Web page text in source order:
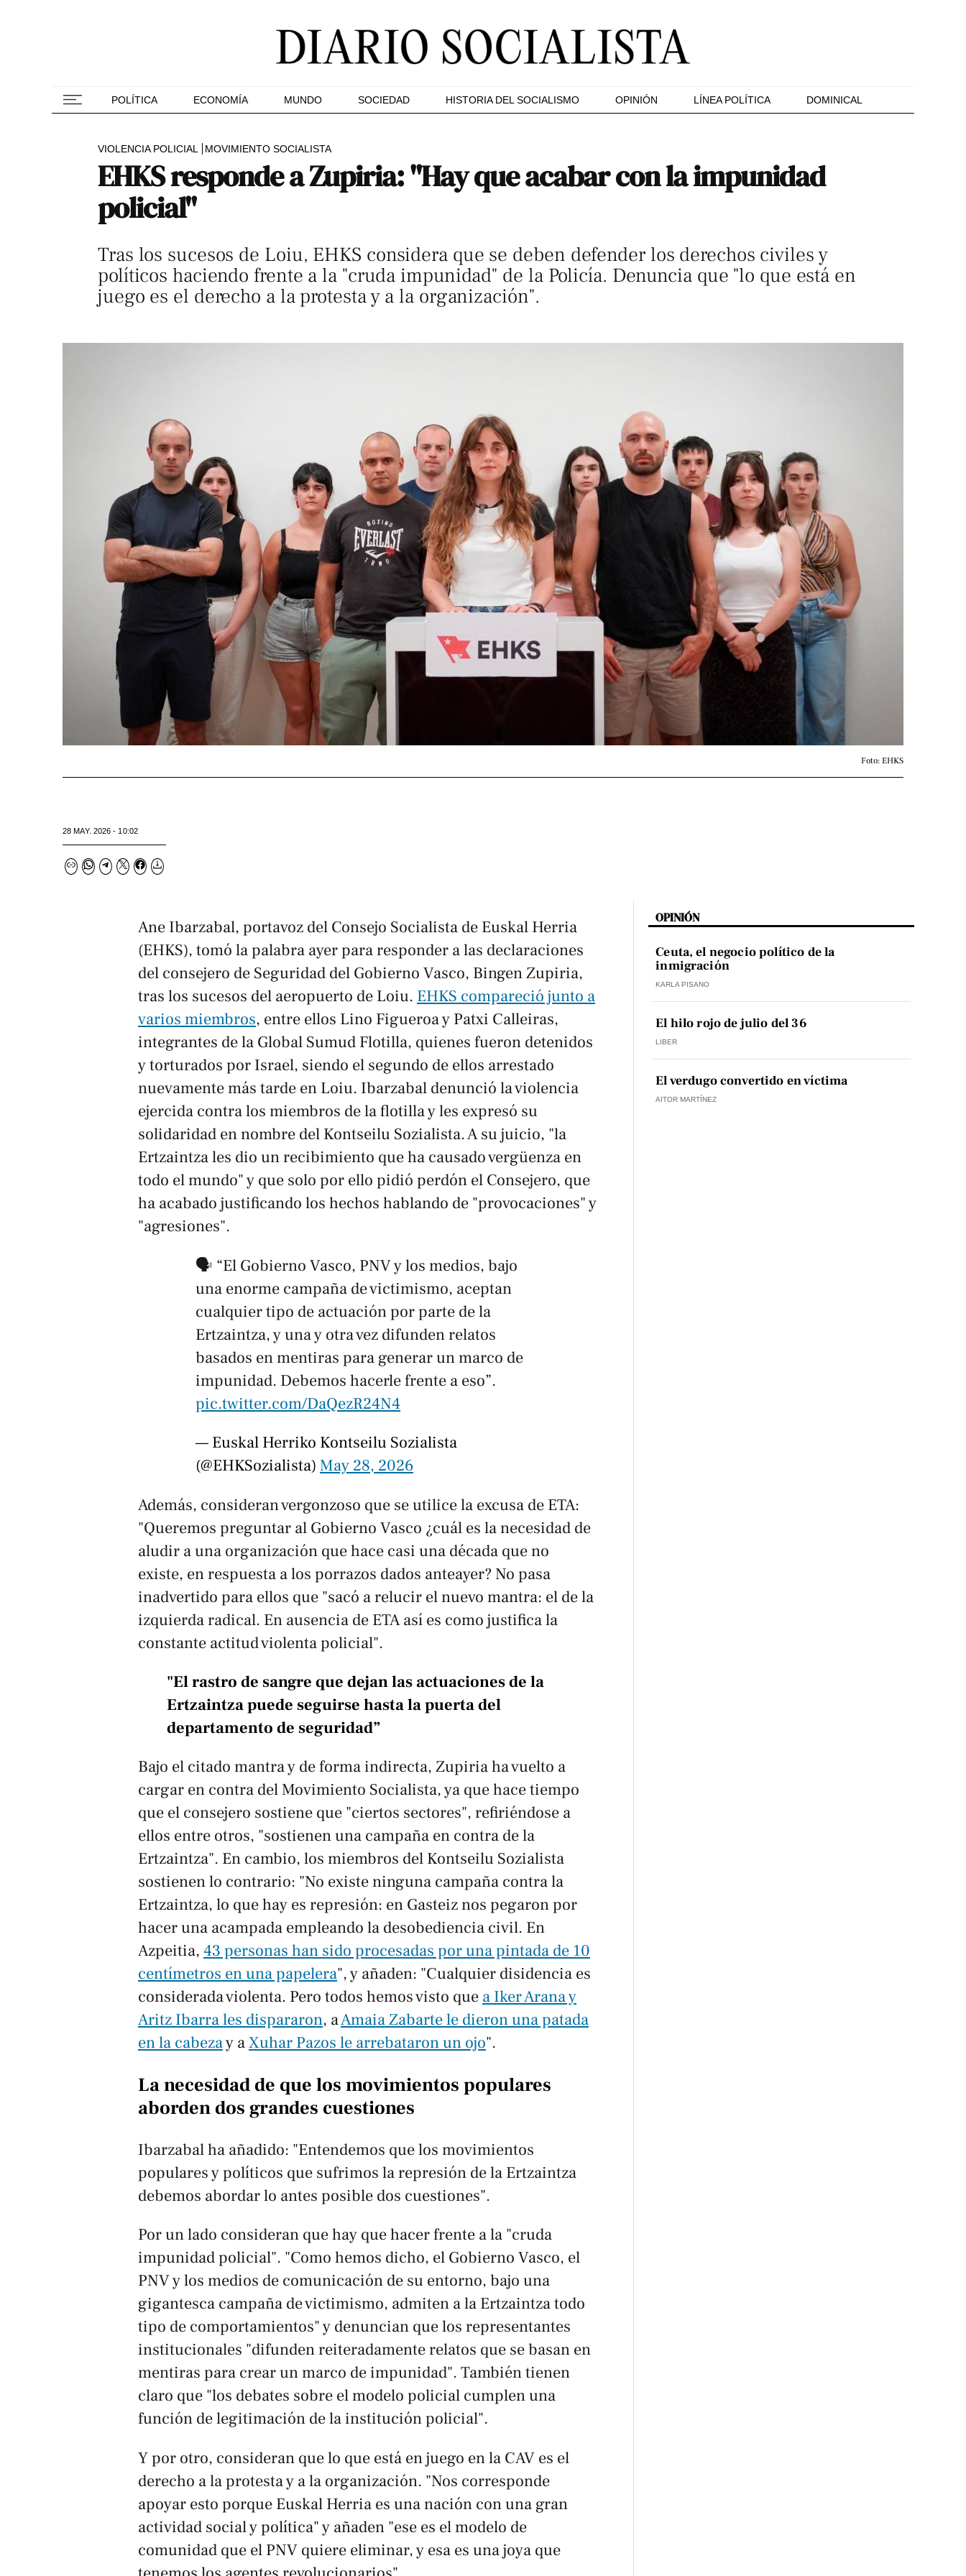
POLÍTICA ECONOMÍA MUNDO SOCIEDAD HISTORIA DEL SOCIALISMO OPINIÓN LÍNEA POLÍTICA DOMINICAL
VIOLENCIA POLICIAL MOVIMIENTO SOCIALISTA
EHKS responde a Zupiria: "Hay que acabar con la impunidad
policial"
Tras los sucesos de Loiu, EHKS considera que se deben defender los derechos civiles y
políticos haciendo frente a la "cruda impunidad" de la Policía. Denuncia que "lo que está en
juego es el derecho a la protesta y a la organización".
Foto: EHKS
28 MAY. 2026 - 10:02
Ane Ibarzabal, portavoz del Consejo Socialista de Euskal Herria
(EHKS), tomó la palabra ayer para responder a las declaraciones
del consejero de Seguridad del Gobierno Vasco, Bingen Zupiria,
tras los sucesos del aeropuerto de Loiu. EHKS compareció junto a
varios miembros, entre ellos Lino Figueroa y Patxi Calleiras,
integrantes de la Global Sumud Flotilla, quienes fueron detenidos
y torturados por Israel, siendo el segundo de ellos arrestado
nuevamente más tarde en Loiu. Ibarzabal denunció la violencia
ejercida contra los miembros de la flotilla y les expresó su
solidaridad en nombre del Kontseilu Sozialista. A su juicio, "la
Ertzaintza les dio un recibimiento que ha causado vergüenza en
todo el mundo" y que solo por ello pidió perdón el Consejero, que
ha acabado justificando los hechos hablando de "provocaciones" y
"agresiones".
🗣️ “El Gobierno Vasco, PNV y los medios, bajo
una enorme campaña de victimismo, aceptan
cualquier tipo de actuación por parte de la
Ertzaintza, y una y otra vez difunden relatos
basados en mentiras para generar un marco de
impunidad. Debemos hacerle frente a eso”.
pic.twitter.com/DaQezR24N4
— Euskal Herriko Kontseilu Sozialista
(@EHKSozialista) May 28, 2026
Además, consideran vergonzoso que se utilice la excusa de ETA:
"Queremos preguntar al Gobierno Vasco ¿cuál es la necesidad de
aludir a una organización que hace casi una década que no
existe, en respuesta a los porrazos dados anteayer? No pasa
inadvertido para ellos que "sacó a relucir el nuevo mantra: el de la
izquierda radical. En ausencia de ETA así es como justifica la
constante actitud violenta policial".
"El rastro de sangre que dejan las actuaciones de la
Ertzaintza puede seguirse hasta la puerta del
departamento de seguridad”
Bajo el citado mantra y de forma indirecta, Zupiria ha vuelto a
cargar en contra del Movimiento Socialista, ya que hace tiempo
que el consejero sostiene que "ciertos sectores", refiriéndose a
ellos entre otros, "sostienen una campaña en contra de la
Ertzaintza". En cambio, los miembros del Kontseilu Sozialista
sostienen lo contrario: "No existe ninguna campaña contra la
Ertzaintza, lo que hay es represión: en Gasteiz nos pegaron por
hacer una acampada empleando la desobediencia civil. En
Azpeitia, 43 personas han sido procesadas por una pintada de 10
centímetros en una papelera", y añaden: "Cualquier disidencia es
considerada violenta. Pero todos hemos visto que a Iker Arana y
Aritz Ibarra les dispararon, aAmaia Zabarte le dieron una patada
en la cabezay aXuhar Pazos le arrebataron un ojo".
La necesidad de que los movimientos populares
aborden dos grandes cuestiones
Ibarzabal ha añadido: "Entendemos que los movimientos
populares y políticos que sufrimos la represión de la Ertzaintza
debemos abordar lo antes posible dos cuestiones".
Por un lado consideran que hay que hacer frente a la "cruda
impunidad policial". "Como hemos dicho, el Gobierno Vasco, el
PNV y los medios de comunicación de su entorno, bajo una
gigantesca campaña de victimismo, admiten a la Ertzaintza todo
tipo de comportamientos" y denuncian que los representantes
institucionales "difunden reiteradamente relatos que se basan en
mentiras para crear un marco de impunidad". También tienen
claro que "los debates sobre el modelo policial cumplen una
función de legitimación de la institución policial".
Y por otro, consideran que lo que está en juego en la CAV es el
derecho a la protesta y a la organización. "Nos corresponde
apoyar esto porque Euskal Herria es una nación con una gran
actividad social y política" y añaden "ese es el modelo de
comunidad que el PNV quiere eliminar, y esa es una joya que
OPINIÓN
Ceuta, el negocio político de la
inmigración
KARLA PISANO
El hilo rojo de julio del 36
LIBER
El verdugo convertido en víctima
AITOR MARTÍNEZ